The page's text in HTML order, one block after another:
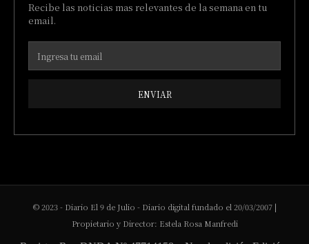
Recibe las noticias mas relevantes de la semana en tu
email.
ENVIAR
© 2023 - Diario El 9 de Julio - Diario digital fundado el 20/03/2007 |
Propietario y Director: Estela Rosa Manfredi